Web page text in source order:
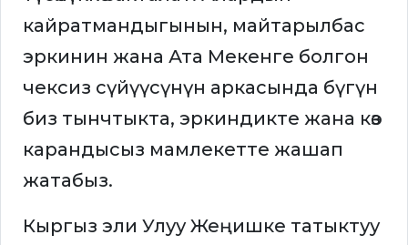
кайратмандыгынын, майтарылбас
эркинин жана Ата Мекенге болгон
чексиз сүйүүсүнүн аркасында бүгүн
биз тынчтыкта, эркиндикте жана көз
карандысыз мамлекетте жашап
жатабыз.
Кыргыз эли Улуу Жеңишке татыктуу